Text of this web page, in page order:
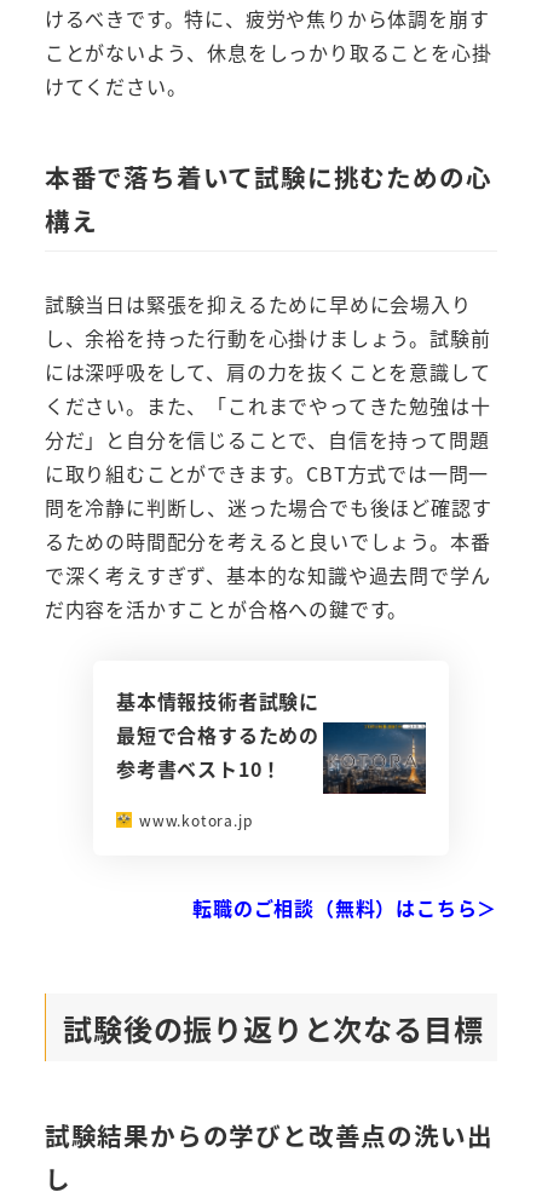
けるべきです。特に、疲労や焦りから体調を崩す
ことがないよう、休息をしっかり取ることを心掛
けてください。
本番で落ち着いて試験に挑むための心
構え
試験当日は緊張を抑えるために早めに会場入り
し、余裕を持った行動を心掛けましょう。試験前
には深呼吸をして、肩の力を抜くことを意識して
ください。また、「これまでやってきた勉強は十
分だ」と自分を信じることで、自信を持って問題
に取り組むことができます。CBT方式では一問一
問を冷静に判断し、迷った場合でも後ほど確認す
るための時間配分を考えると良いでしょう。本番
で深く考えすぎず、基本的な知識や過去問で学ん
だ内容を活かすことが合格への鍵です。
基本情報技術者試験に
最短で合格するための
参考書ベスト10！
www.kotora.jp
転職のご相談（無料）はこちら＞
試験後の振り返りと次なる目標
試験結果からの学びと改善点の洗い出
し